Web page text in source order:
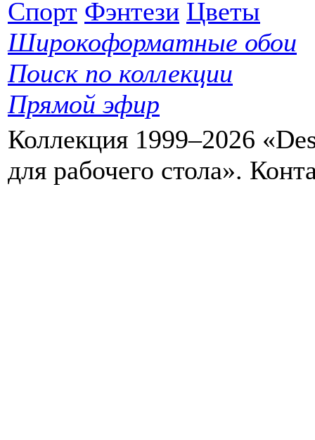
Спорт Фэнтези Цветы
Широкоформатные обои
Поиск по коллекции
Прямой эфир
Коллекция 1999–2026
для рабочего стола».